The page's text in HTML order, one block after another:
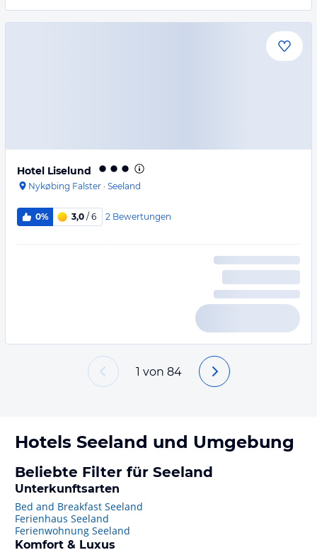
Hotel Liselund
Nykøbing Falster · Seeland
0% 3,0 / 6 2 Bewertungen
1 von 84
Hotels Seeland und Umgebung
Beliebte Filter für Seeland
Unterkunftsarten
Bed and Breakfast Seeland
Ferienhaus Seeland
Ferienwohnung Seeland
Komfort & Luxus